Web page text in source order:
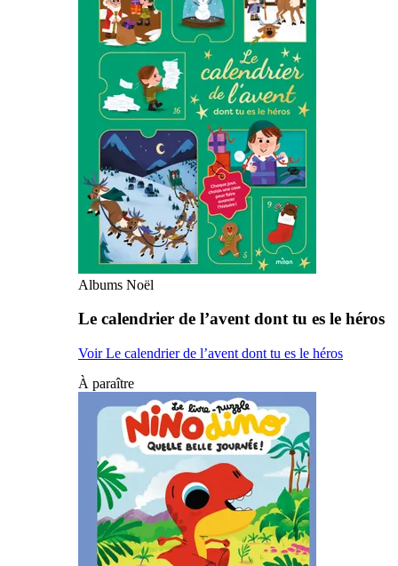
Albums Noël
Le calendrier de l’avent dont tu es le héros
Voir Le calendrier de l’avent dont tu es le héros
À paraître